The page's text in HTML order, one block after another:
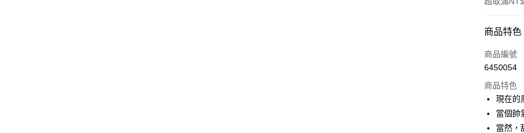
付款方式
信用卡一次
LINE Pay
Apple Pay
商品特色
商品編號
6450054
商品特色
現在的
當個帥
當然，